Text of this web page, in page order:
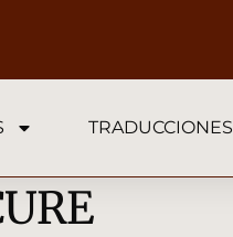
TRADUCCIONES